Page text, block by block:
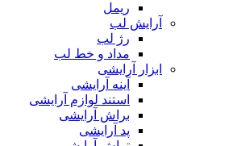
ریمل
آرایش لب
رژ لب
مداد و خط لب
ابزار آرایشی
آینه آرایشی
استند لوازم آرایشی
براش آرایشی
پد آرایشی